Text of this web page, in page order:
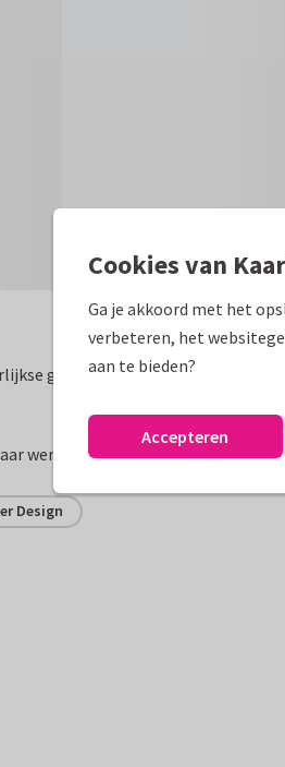
gebitscontrole. Tekst kan
wens aan te passen
Design
Cookies van
Ga je akkoord met het
verbeteren, het
aan te bieden?
Accepteren